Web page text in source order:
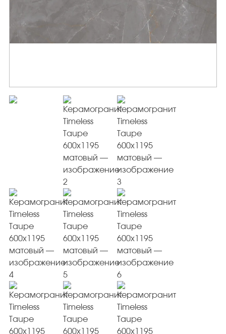
Керамогранит под Дерево
Белый керамогранит
Черно-белый керамогранит
Черный керамогранит
Керамогранит для ванной
Керамогранит для пола
Керамогранит для кухни
Керамогранит для стен
Керамическая плитка
Плитка керамическая матовая